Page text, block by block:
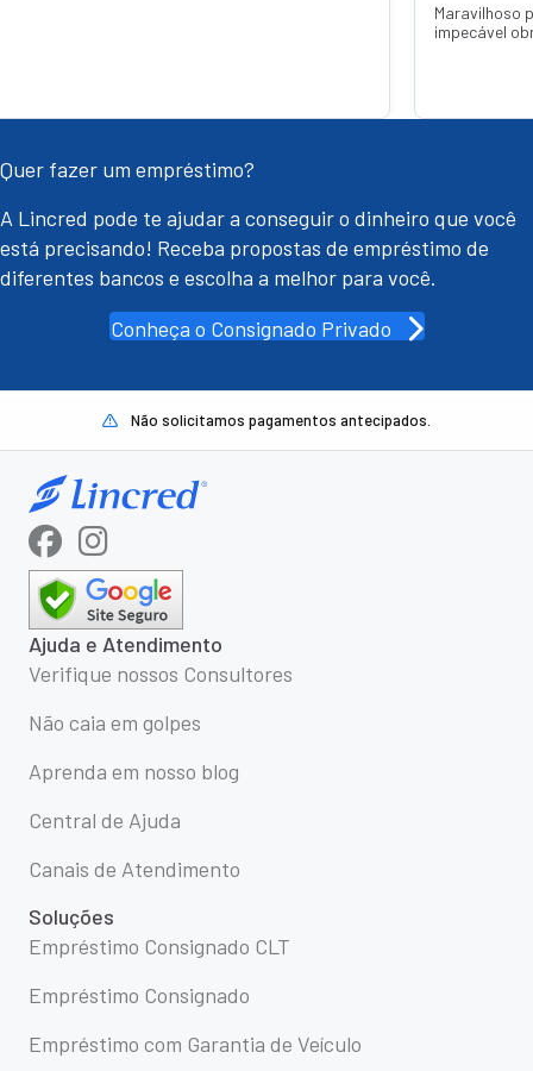
Maravilhoso pode
impecável obrigada
Quer fazer um empréstimo?
A Lincred pode te ajudar a conseguir o dinheiro que você
está precisando! Receba propostas de empréstimo de
diferentes bancos e escolha a melhor para você.
Conheça o Consignado Privado
Não solicitamos pagamentos antecipados.
Ajuda e Atendimento
Verifique nossos Consultores
Não caia em golpes
Aprenda em nosso blog
Central de Ajuda
Canais de Atendimento
Soluções
Empréstimo Consignado CLT
Empréstimo Consignado
Empréstimo com Garantia de Veículo